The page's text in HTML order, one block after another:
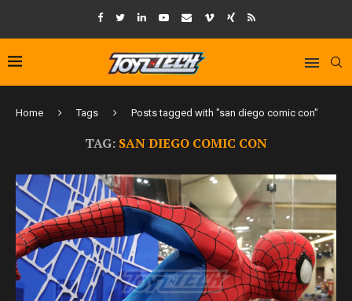
Home Tags Posts tagged with "san diego comic con"
TAG: SAN DIEGO COMIC CON